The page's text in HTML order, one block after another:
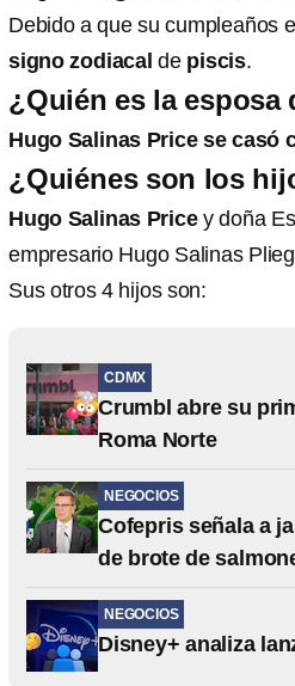
Debido a que su cumpleaños
signo zodiacal de piscis.
¿Quién es la esposa
Hugo Salinas Price se casó
¿Quiénes son los
Hugo Salinas Pricey doña
empresario Hugo Salinas
Sus otros 4 hijos son:
CDMX
Crumbl abre su
Roma Norte
NEGOCIOS
Cofepris señala a
de brote de
NEGOCIOS
Disney+ analiza